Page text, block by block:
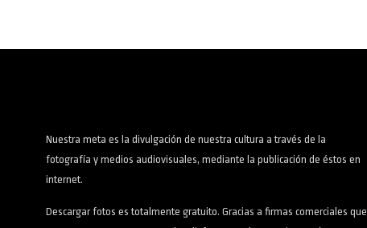
Nuestra meta es la divulgación de nuestra cultura a través de la
fotografía y medios audiovisuales, mediante la publicación de éstos en
internet.
Descargar fotos es totalmente gratuito. Gracias a firmas comerciales que